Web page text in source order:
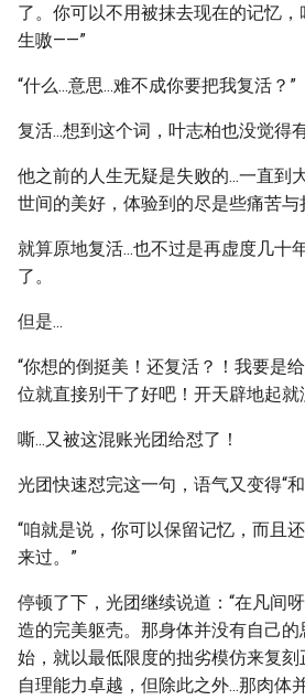
了。你可以不用被抹去现在的记忆
生嗷——”
“什么...意思...难不成你要把我复活？”
复活...想到这个词，叶志柏也没觉得
他之前的人生无疑是失败的...一直到
世间的美好，体验到的尽是些痛苦与
就算原地复活...也不过是再虚度几十
了。
但是...
“你想的倒挺美！还复活？！我要是
位就直接别干了好吧！开天辟地起就
嘶...又被这混账光团给怼了！
光团快速怼完这一句，语气又变得“和
“咱就是说，你可以保留记忆，而且
来过。”
停顿了下，光团继续说道：“在凡间
造的完美躯壳。那身体并没有自己
始，就以最低限度的拙劣模仿来复
自理能力卓越，但除此之外...那肉体